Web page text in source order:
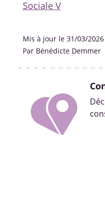
Mis à jour le 31/03/2026
Par Bénédicte Demmer